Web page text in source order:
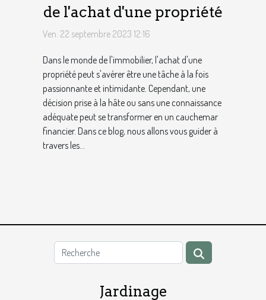
de l'achat d'une propriété
Ven. 22 septembre 2023 12:16
Dans le monde de l'immobilier, l'achat d'une
propriété peut s'avérer être une tâche à la fois
passionnante et intimidante. Cependant, une
décision prise à la hâte ou sans une connaissance
adéquate peut se transformer en un cauchemar
financier. Dans ce blog, nous allons vous guider à
travers les...
Jardinage